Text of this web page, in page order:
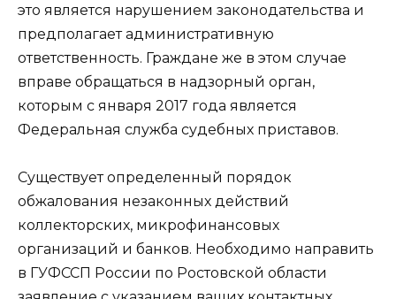
это является нарушением законодательства и
предполагает административную
ответственность. Граждане же в этом случае
вправе обращаться в надзорный орган,
которым с января 2017 года является
Федеральная служба судебных приставов.
Существует определенный порядок
обжалования незаконных действий
коллекторских, микрофинансовых
организаций и банков. Необходимо направить
в ГУФССП России по Ростовской области